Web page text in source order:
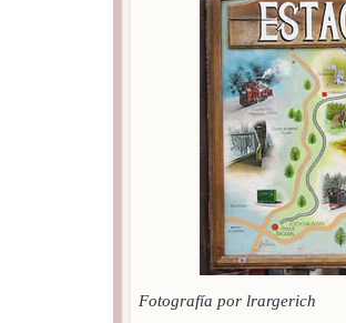
Fotografía por lrargerich